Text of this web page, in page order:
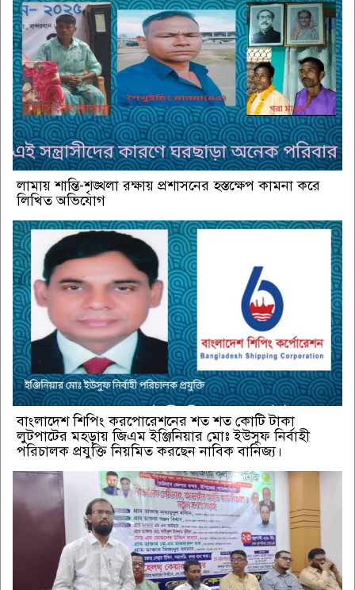
লামায় শান্তি-শৃঙ্খলা রক্ষায় প্রশাসনের হস্তক্ষেপ কামনা করে
লিখিত অভিযোগ
বাংলাদেশ শিপিং করপোরেশনের শত শত কোটি টাকা
লুটপাটের মহড়ায় জিএম ইঞ্জিনিয়ার মোঃ ইউসুফ নির্বাহী
পরিচালক প্রযুক্তি নিয়মিত করছেন নাবিক বানিজ্য।